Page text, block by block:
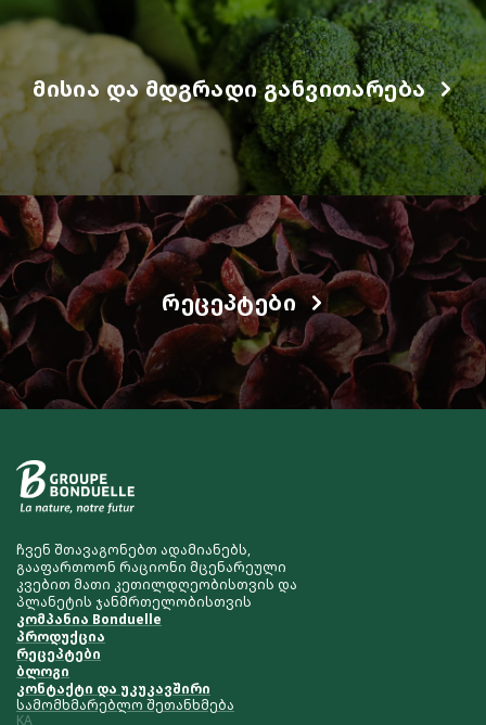
ᲛᲘᲡᲘᲐ ᲓᲐ ᲛᲓᲒᲠᲐᲓᲘ ᲒᲐᲜᲕᲘᲗᲐᲠᲔᲑᲐ
ᲠᲔᲪᲔᲞᲢᲔᲑᲘ
ჩვენ შთავაგონებთ ადამიანებს,
გააფართოონ რაციონი მცენარეული
კვებით მათი კეთილდღეობისთვის და
პლანეტის ჯანმრთელობისთვის
კომპანია Bonduelle
პროდუქცია
რეცეპტები
ბლოგი
კონტაქტი და უკუკავშირი
სამომხმარებლო შეთანხმება
KA